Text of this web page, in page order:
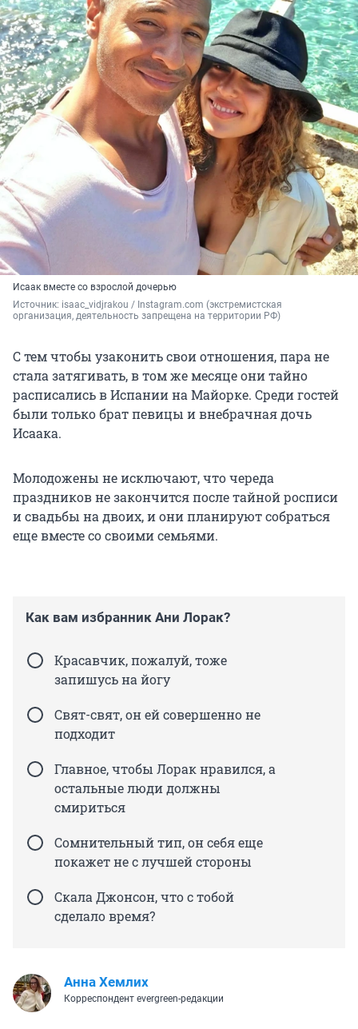
Исаак вместе со взрослой дочерью
Источник: isaac_vidjrakou / Instagram.com (экстремистская
организация, деятельность запрещена на территории РФ)
С тем чтобы узаконить свои отношения, пара не
стала затягивать, в том же месяце они тайно
расписались в Испании на Майорке. Среди гостей
были только брат певицы и внебрачная дочь
Исаака.
Молодожены не исключают, что череда
праздников не закончится после тайной росписи
и свадьбы на двоих, и они планируют собраться
еще вместе со своими семьями.
Как вам избранник Ани Лорак?
Красавчик, пожалуй, тоже
запишусь на йогу
Свят-свят, он ей совершенно не
подходит
Главное, чтобы Лорак нравился, а
остальные люди должны
смириться
Сомнительный тип, он себя еще
покажет не с лучшей стороны
Скала Джонсон, что с тобой
сделало время?
Анна Хемлих
Корреспондент evergreen-редакции